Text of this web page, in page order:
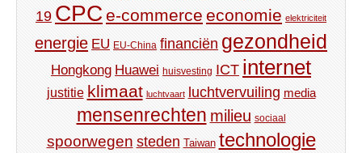
19 CPC e-commerce economie elektriciteit
energie EU EU-China financiën gezondheid
Hongkong Huawei huisvesting ICT internet
justitie klimaat luchtvaart luchtvervuiling media
mensenrechten milieu sociaal
spoorwegen steden Taiwan technologie